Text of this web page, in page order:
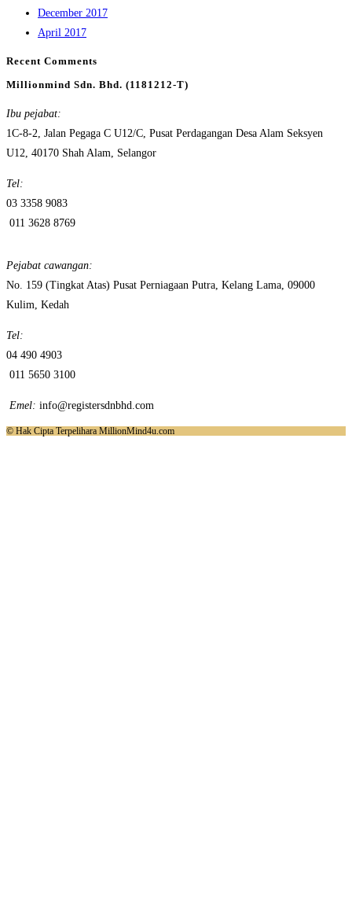
December 2017
April 2017
Recent Comments
Millionmind Sdn. Bhd. (1181212-T)
Ibu pejabat:
1C-8-2, Jalan Pegaga C U12/C, Pusat Perdagangan Desa Alam Seksyen
U12, 40170 Shah Alam, Selangor
Tel:
03 3358 9083
011 3628 8769
Pejabat cawangan:
No. 159 (Tingkat Atas) Pusat Perniagaan Putra, Kelang Lama, 09000
Kulim, Kedah
Tel:
04 490 4903
011 5650 3100
Emel: info@registersdnbhd.com
© Hak Cipta Terpelihara MillionMind4u.com